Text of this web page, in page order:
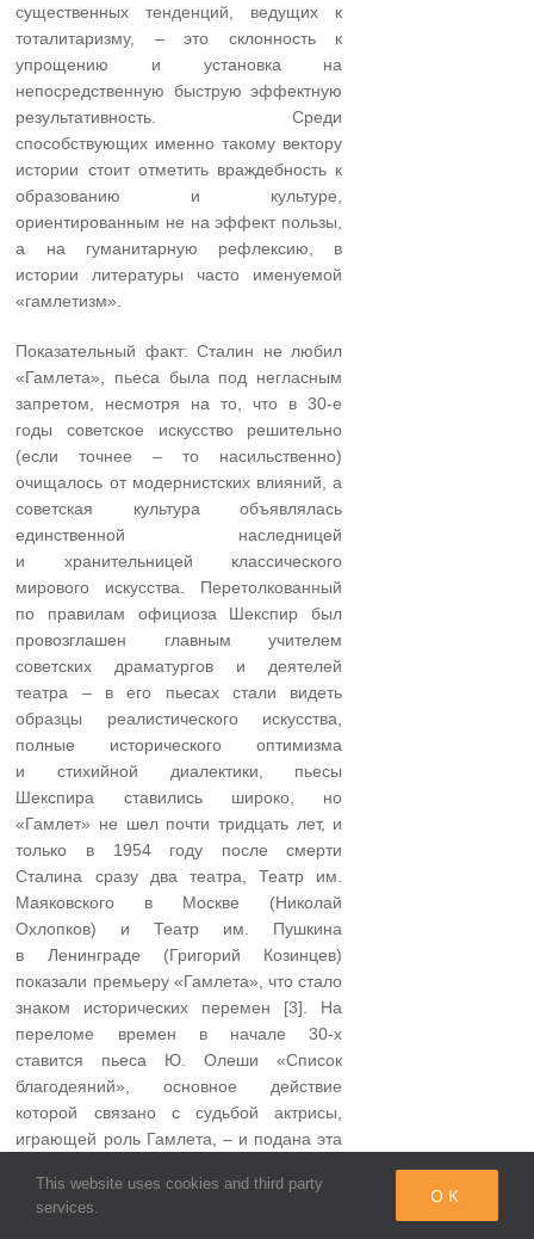
существенных тенденций, ведущих к
тоталитаризму, – это склонность к
упрощению и установка на
непосредственную быструю эффектную
результативность. Среди
способствующих именно такому вектору
истории стоит отметить враждебность к
образованию и культуре,
ориентированным не на эффект пользы,
а на гуманитарную рефлексию, в
истории литературы часто именуемой
«гамлетизм».
Показательный факт: Сталин не любил
«Гамлета», пьеса была под негласным
запретом, несмотря на то, что в 30-е
годы советское искусство решительно
(если точнее – то насильственно)
очищалось от модернистских влияний, а
советская культура объявлялась
единственной наследницей
и хранительницей классического
мирового искусства. Перетолкованный
по правилам официоза Шекспир был
провозглашен главным учителем
советских драматургов и деятелей
театра – в его пьесах стали видеть
образцы реалистического искусства,
полные исторического оптимизма
и стихийной диалектики, пьесы
Шекспира ставились широко, но
«Гамлет» не шел почти тридцать лет, и
только в 1954 году после смерти
Сталина сразу два театра, Театр им.
Маяковского в Москве (Николай
Охлопков) и Театр им. Пушкина
в Ленинграде (Григорий Козинцев)
показали премьеру «Гамлета», что стало
знаком исторических перемен [3]. На
переломе времен в начале 30-х
ставится пьеса Ю. Олеши «Список
благодеяний», основное действие
которой связано с судьбой актрисы,
играющей роль Гамлета, – и подана эта
обличение не совсем удалось. В пьесе
много реминисценций с «Гамлетом»:
This website uses cookies and third party
services.
OK